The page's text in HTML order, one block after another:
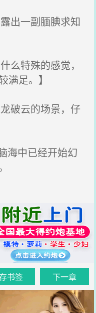
出一副腼腆求知
么特殊的感觉，
满足。】
破云的场景，仔
海中已经开始幻
书签 下一章